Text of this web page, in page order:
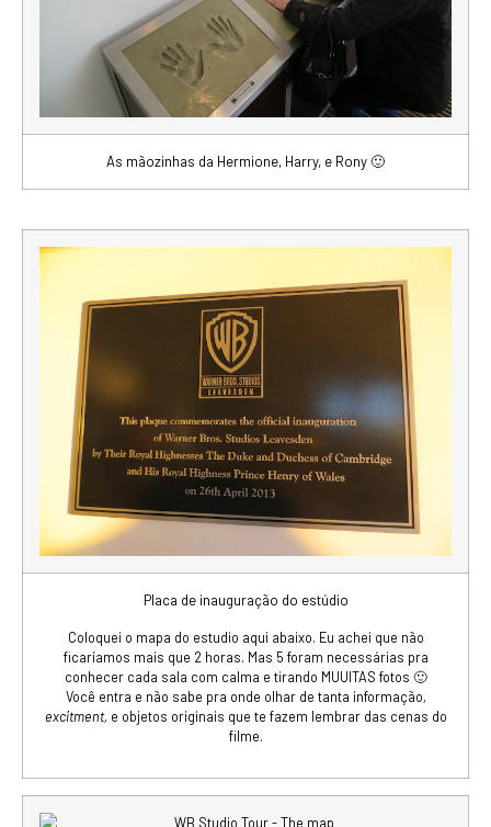
As mãozinhas da Hermione, Harry, e Rony 🙂
Placa de inauguração do estúdio
Coloquei o mapa do estudio aqui abaixo. Eu achei que não
ficaríamos mais que 2 horas. Mas 5 foram necessárias pra
conhecer cada sala com calma e tirando MUUITAS fotos 🙂
Você entra e não sabe pra onde olhar de tanta informação,
excitment, e objetos originais que te fazem lembrar das cenas do
filme.